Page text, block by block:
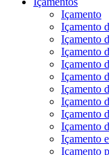
Içamento
Içamento
Içamento
Içamento
Içamento
Içamento
Içamento
Içamento
Içamento
Içamento
Içamento
Içamento